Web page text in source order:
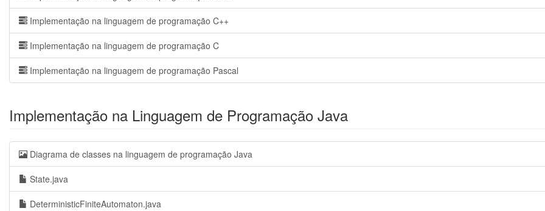
Implementação na linguagem de programação C++
Implementação na linguagem de programação C
Implementação na linguagem de programação Pascal
Implementação na Linguagem de Programação Java
Diagrama de classes na linguagem de programação Java
State.java
DeterministicFiniteAutomaton.java